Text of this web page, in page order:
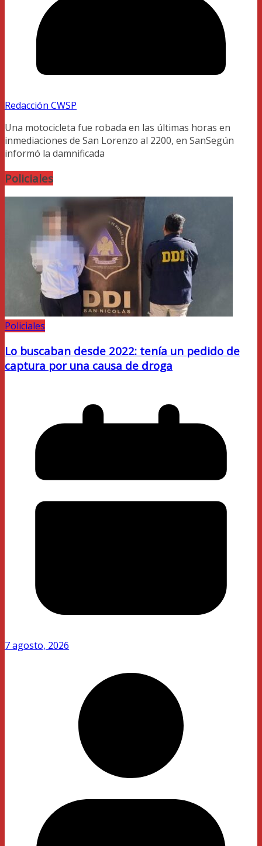
Redacción CWSP
Una motocicleta fue robada en las últimas horas en
inmediaciones de San Lorenzo al 2200, en SanSegún
informó la damnificada
Policiales
Policiales
Lo buscaban desde 2022: tenía un pedido de
captura por una causa de droga
7 agosto, 2026